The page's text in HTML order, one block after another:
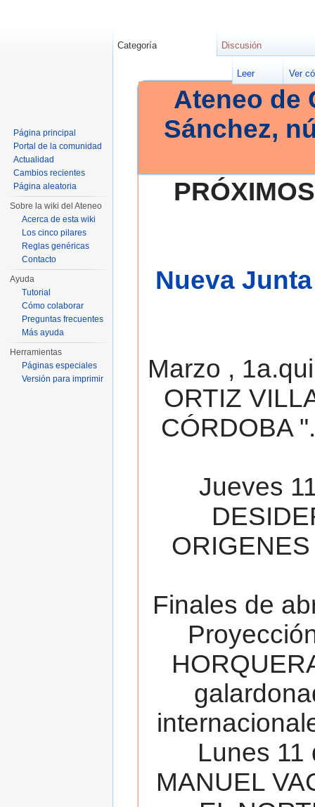
Ateneo de
Sánchez,
Nueva
Marzo ,
ORTIZ
CÓRDOBA
Jueves
Finales de
Lunes 11
MANUEL
Categoría Discusión
Leer Ver
Página principal
Portal de la comunidad
Actualidad
Cambios recientes
Página aleatoria
Sobre la wiki del Ateneo
Acerca de esta wiki
Los cinco pilares
Reglas genéricas
Contacto
Ayuda
Tutorial
Cómo colaborar
Preguntas frecuentes
Más ayuda
Herramientas
Páginas especiales
Versión para imprimir